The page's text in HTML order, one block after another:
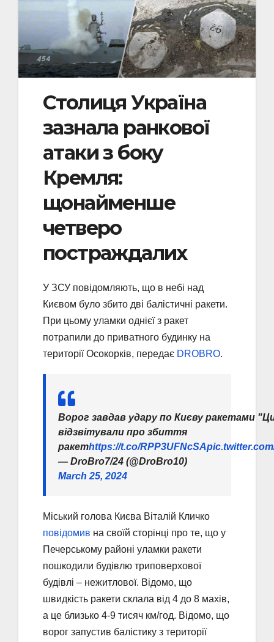
Столиця Україна
зазнала ранкової
атаки з боку
Кремля:
щонайменше
четверо
постраждалих
У ЗСУ повідомляють, що в небі над
Києвом було збито дві балістичні ракети.
При цьому уламки однієї з ракет
потрапили до приватного будинку на
території Осокорків, передає DROBRO.
Ворог завдав удару по Києву ракетами
відзвітували про збиття
ракетhttps://t.co/RPP3UFNcSA
— DroBro7/24 (@DroBro10)
March 25, 2024
Міський голова Києва Віталій Кличко
повідомив на своїй сторінці про те, що у
Печерському районі уламки ракети
пошкодили будівлю триповерхової
будівлі – нежитлової. Відомо, що
швидкість ракети склала від 4 до 8 махів,
а це близько 4-9 тисяч км/год. Відомо, що
ворог запустив балістику з території